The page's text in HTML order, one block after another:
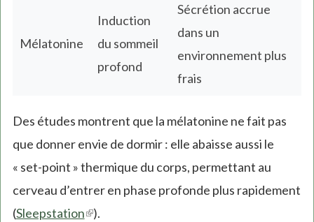
Mélatonine
Induction
du sommeil
profond
Sécrétion accrue
dans un
environnement plus
frais
Des études montrent que la mélatonine ne fait pas
que donner envie de dormir : elle abaisse aussi le
« set-point » thermique du corps, permettant au
cerveau d’entrer en phase profonde plus rapidement
(Sleepstation(link
).